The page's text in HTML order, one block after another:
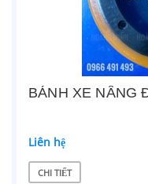
BÁNH XE NÂNG
Liên hệ
CHI TIẾT